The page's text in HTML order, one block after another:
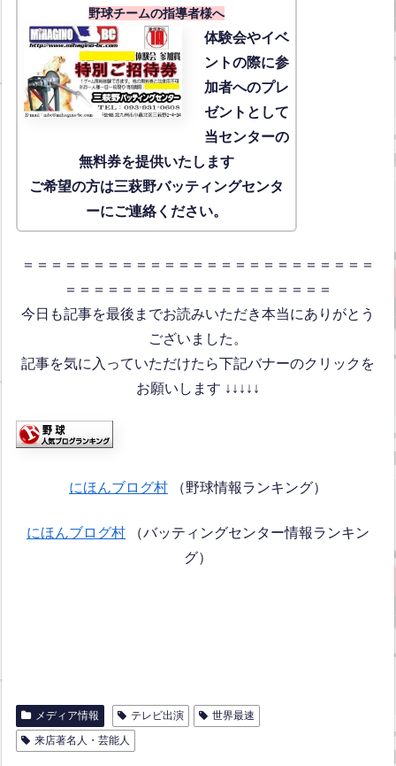
野球チームの指導者様へ
体験会やイベ
ントの際に参
加者へのプレ
ゼントとして
当センターの
無料券を提供いたします
ご希望の方は三萩野バッティングセンタ
ーにご連絡ください。
＝＝＝＝＝＝＝＝＝＝＝＝＝＝＝＝＝＝＝＝＝＝＝＝＝
＝＝＝＝＝＝＝＝＝＝＝＝＝＝＝＝＝＝＝
今日も記事を最後までお読みいただき本当にありがとう
ございました。
記事を気に入っていただけたら下記バナーのクリックを
お願いします ↓↓↓↓↓
にほんブログ村 （野球情報ランキング）
にほんブログ村 （バッティングセンター情報ランキン
グ）
メディア情報 テレビ出演
世界最速
来店著名人・芸能人